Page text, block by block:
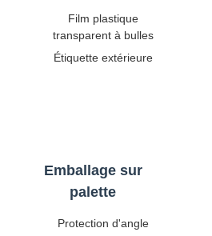
Film plastique
transparent à bulles
Étiquette extérieure
Emballage sur
palette
Protection d'angle